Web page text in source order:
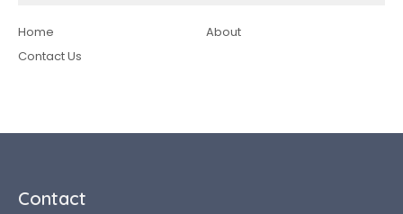
Home
About
Contact Us
Contact